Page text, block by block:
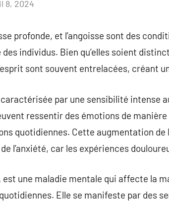
8, 2024
profonde, et l’angoisse sont des
individus. Bien qu’elles soient
sont souvent entrelacées, créant
par une sensibilité intense
ressentir des émotions de
quotidiennes. Cette augmentation
l’anxiété, car les expériences
une maladie mentale qui affecte la
Elle se manifeste par des